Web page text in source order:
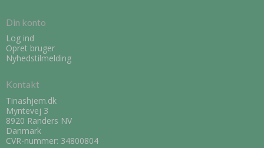
Din konto
Log ind
Opret bruger
Nyhedstilmelding
Kontakt
Tinashjem.dk
Myntevej 3
8920 Randers NV
Danmark
CVR-nummer: 34800804